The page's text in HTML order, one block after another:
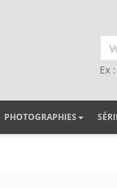
Ex
PHOTOGRAPHIES